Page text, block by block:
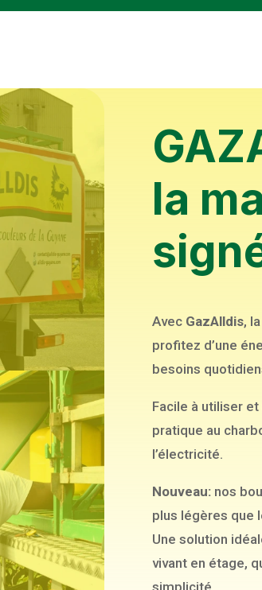
la
Avec GazAlldis,
profitez d’une
besoins
Facile à utiliser
pratique au
l’électricité.
Nouveau:nos
plus légères que
Une solution
vivant en étage,
simplicité.